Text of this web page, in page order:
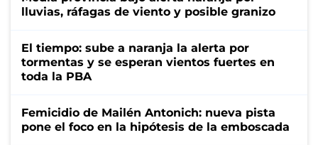
lluvias, ráfagas de viento y posible granizo
El tiempo: sube a naranja la alerta por
tormentas y se esperan vientos fuertes en
toda la PBA
Femicidio de Mailén Antonich: nueva pista
pone el foco en la hipótesis de la emboscada